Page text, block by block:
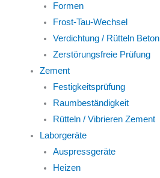
Formen
Frost-Tau-Wechsel
Verdichtung / Rütteln Beton
Zerstörungsfreie Prüfung
Zement
Festigkeitsprüfung
Raumbeständigkeit
Rütteln / Vibrieren Zement
Laborgeräte
Auspressgeräte
Heizen